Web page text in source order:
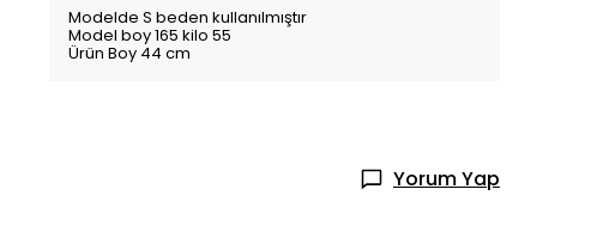
Modelde S beden kullanılmıştır
Model boy 165 kilo 55
Ürün Boy 44 cm
Yorum Yap